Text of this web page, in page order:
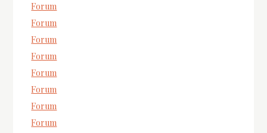
Forum
Forum
Forum
Forum
Forum
Forum
Forum
Forum